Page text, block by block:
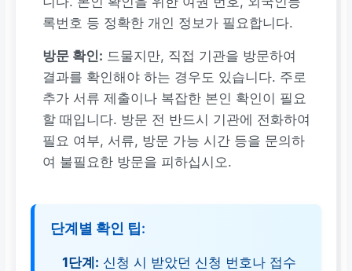
록번호 등 정확한 개인 정보가 필요합니다.
방문 확인: 드물지만, 직접 기관을 방문하여
결과를 확인해야 하는 경우도 있습니다. 주로
추가 서류 제출이나 복잡한 본인 확인이 필요
할 때입니다. 방문 전 반드시 기관에 전화하여
필요 여부, 서류, 방문 가능 시간 등을 문의하
여 불필요한 방문을 피하십시오.
단계별 확인 팁:
1단계: 신청 시 받았던 신청 번호나 접수